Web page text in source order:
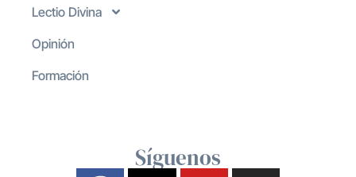
Lectio Divina
Opinión
Formación
Síguenos